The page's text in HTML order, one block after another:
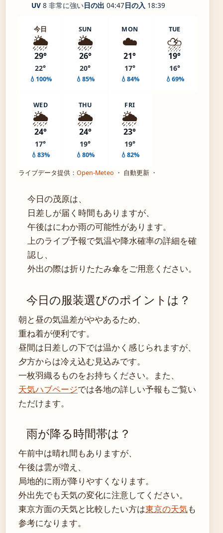
UV 8 非常に強い日の出 04:47日の入 18:39
今日
🌦️
29°
22°
💧100%
SUN
🌦️
26°
20°
💧85%
MON
☁️
21°
17°
💧84%
TUE
⛈️
19°
16°
💧69%
WED
🌦️
24°
17°
💧83%
THU
🌦️
24°
19°
💧80%
FRI
🌦️
23°
19°
💧82%
ライブデータ提供： Open-Meteo ・ 自動更新 ・
今日の茂原は、
日差しが届く時間もありますが、
午後はにわか雨の可能性があります。
上のライブ予報で気温や降水確率の詳細を確
認し、
外出の際は折りたたみ傘をご用意ください。
今日の服装選びのポイントは？
朝と昼の気温差がややあるため、
重ね着が便利です。
昼間は日差しの下では温かく感じられますが、
夕方からは冷え込む見込みです。
一枚羽織るものをお持ちください。また、
天気ハブページでは各地の詳しい予報もご覧い
ただけます。
雨が降る時間帯は？
午前中は晴れ間もありますが、
午後は雲が増え、
局地的に雨が降りやすくなります。
外出先でも天気の変化に注意してください。
東京方面の天気と比較したい方は東京の天気も
参考になります。